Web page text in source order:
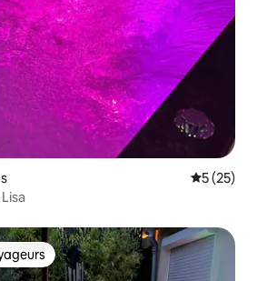
5 (25)
les plus appréciés